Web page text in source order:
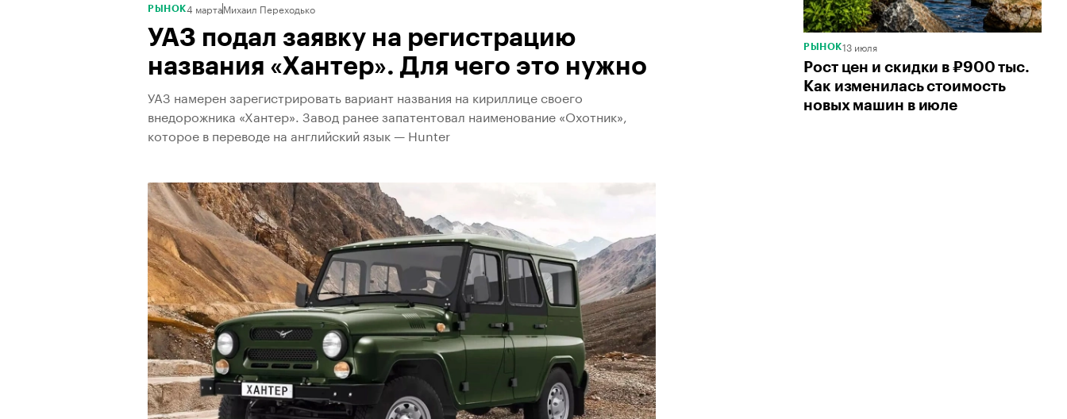
РЫНОК4 мартаМихаил Переходько
УАЗ подал заявку на регистрацию
названия «Хантер». Для чего это нужно
УАЗ намерен зарегистрировать вариант названия на кириллице своего
внедорожника «Хантер». Завод ранее запатентовал наименование «Охотник»,
которое в переводе на английский язык — Hunter
РЫНОК13 июля
Рост цен и скидки в ₽900 тыс.
Как изменилась стоимость
новых машин в июле